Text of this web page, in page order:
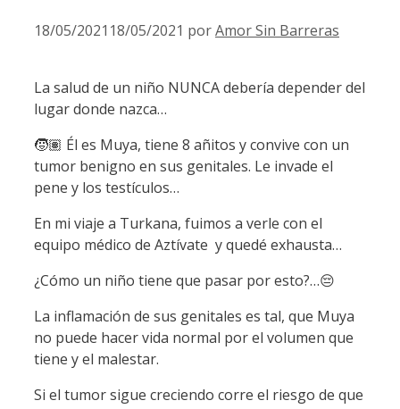
18/05/2021 18/05/2021 porAmor Sin Barreras
La salud de un niño NUNCA debería depender del
lugar donde nazca…
🧒🏽 Él es Muya, tiene 8 añitos y convive con un
tumor benigno en sus genitales. Le invade el
pene y los testículos…
En mi viaje a Turkana, fuimos a verle con el
equipo médico de Aztívate y quedé exhausta…
¿Cómo un niño tiene que pasar por esto?…😔
La inflamación de sus genitales es tal, que Muya
no puede hacer vida normal por el volumen que
tiene y el malestar.
Si el tumor sigue creciendo corre el riesgo de que